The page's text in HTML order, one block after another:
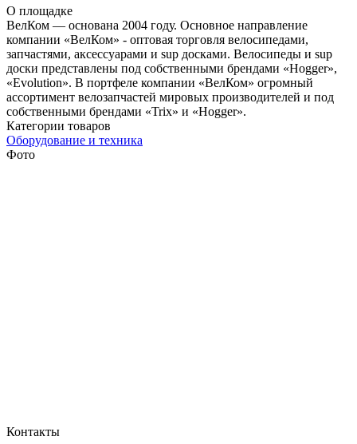
О площадке
ВелКом — основана 2004 году. Основное направление
компании «ВелКом» - оптовая торговля велосипедами,
запчастями, аксессуарами и sup досками. Велосипеды и sup
доски представлены под собственными брендами «Hogger»,
«Evolution». В портфеле компании «ВелКом» огромный
ассортимент велозапчастей мировых производителей и под
собственными брендами «Trix» и «Hogger».
Категории товаров
Оборудование и техника
Фото
Контакты